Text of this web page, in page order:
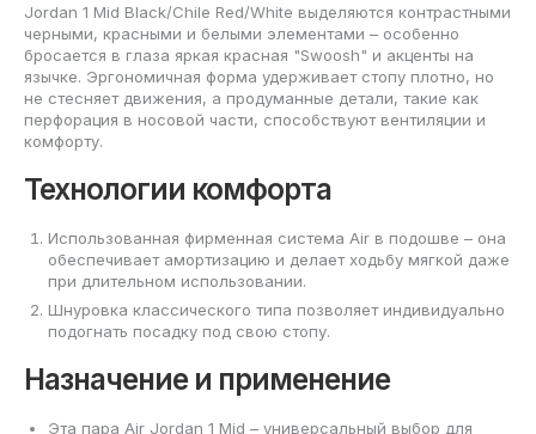
Jordan 1 Mid Black/Chile Red/White выделяются контрастными
черными, красными и белыми элементами – особенно
бросается в глаза яркая красная "Swoosh" и акценты на
язычке. Эргономичная форма удерживает стопу плотно, но
не стесняет движения, а продуманные детали, такие как
перфорация в носовой части, способствуют вентиляции и
комфорту.
Технологии комфорта
Использованная фирменная система Air в подошве – она
обеспечивает амортизацию и делает ходьбу мягкой даже
при длительном использовании.
Шнуровка классического типа позволяет индивидуально
подогнать посадку под свою стопу.
Назначение и применение
Эта пара Air Jordan 1 Mid – универсальный выбор для